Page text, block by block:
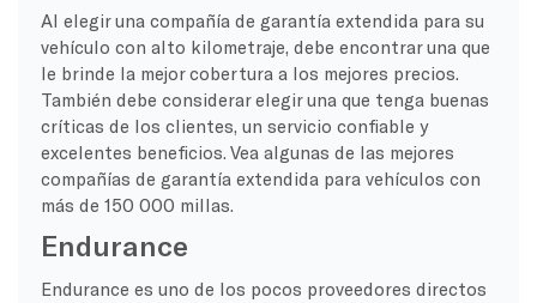
Al elegir una compañía de garantía extendida para su
vehículo con alto kilometraje, debe encontrar una que
le brinde la mejor cobertura a los mejores precios.
También debe considerar elegir una que tenga buenas
críticas de los clientes, un servicio confiable y
excelentes beneficios. Vea algunas de las mejores
compañías de garantía extendida para vehículos con
más de 150 000 millas.
Endurance
Endurance es uno de los pocos proveedores directos